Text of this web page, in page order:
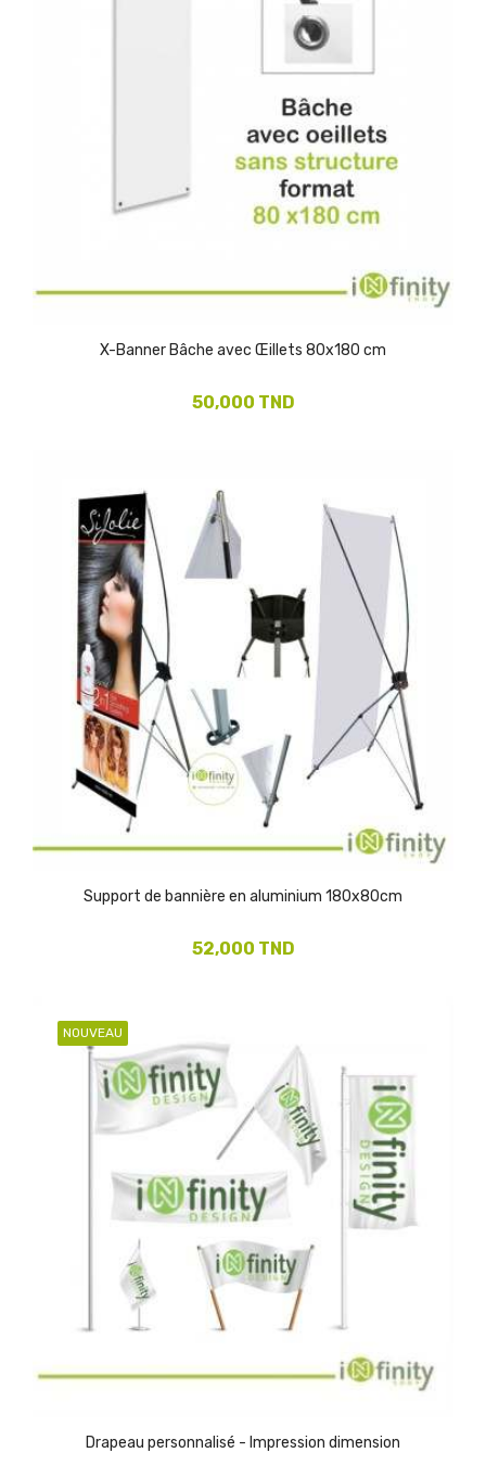
X-Banner Bâche avec Œillets 80x180 cm
50,000 TND
Support de bannière en aluminium 180x80cm
52,000 TND
NOUVEAU
Drapeau personnalisé - Impression dimension